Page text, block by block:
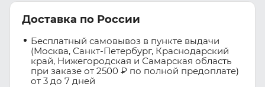
Доставка по России
Бесплатный самовывоз в пункте выдачи
(Москва, Санкт-Петербург, Краснодарский
край, Нижегородская и Самарская область
при заказе от 2500 ₽ по полной предоплате)
от 3 до 7 дней